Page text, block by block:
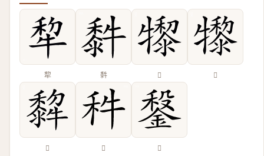
犂 䵓 𤛺 𤛼
𤛿 𥝫 𨩂